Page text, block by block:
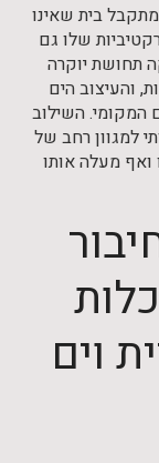
בית שאינו
שלו גם
תחושת יוקרה
והעיצוב הים
המקומי. השילוב
למגוון רחב של
ואף מעלה אותו
וים